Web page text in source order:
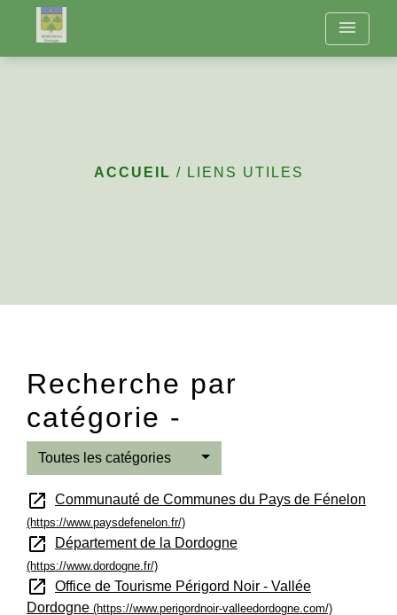
menu
ACCUEIL / LIENS UTILES
Recherche par
catégorie -
Toutes les catégories
open_in_new Communauté de Communes du Pays de Fénelon
(https://www.paysdefenelon.fr/)
open_in_new Département de la Dordogne
(https://www.dordogne.fr/)
open_in_new
Office de Tourisme Périgord Noir - Vallée
Dordogne (https://www.perigordnoir-valleedordogne.com/)